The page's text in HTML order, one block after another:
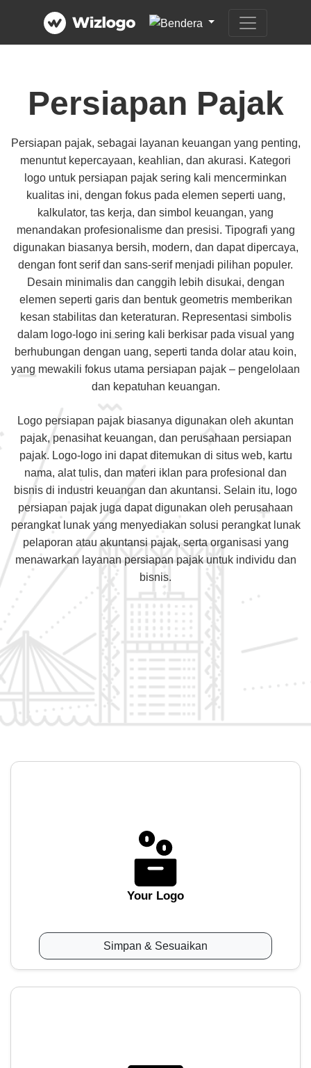
Persiapan Pajak
Persiapan pajak, sebagai layanan keuangan yang penting,
menuntut kepercayaan, keahlian, dan akurasi. Kategori
logo untuk persiapan pajak sering kali mencerminkan
kualitas ini, dengan fokus pada elemen seperti uang,
kalkulator, tas kerja, dan simbol keuangan, yang
menandakan profesionalisme dan presisi. Tipografi yang
digunakan biasanya bersih, modern, dan dapat dipercaya,
dengan font serif dan sans-serif menjadi pilihan populer.
Desain minimalis dan canggih lebih disukai, dengan
elemen seperti garis dan bentuk geometris memberikan
kesan stabilitas dan keteraturan. Representasi simbolis
dalam logo-logo ini sering kali berkisar pada visual yang
berhubungan dengan uang, seperti tanda dolar atau koin,
yang mewakili fokus utama persiapan pajak – pengelolaan
dan kepatuhan keuangan.
Logo persiapan pajak biasanya digunakan oleh akuntan
pajak, penasihat keuangan, dan perusahaan persiapan
pajak. Logo-logo ini dapat ditemukan di situs web, kartu
nama, alat tulis, dan materi iklan para profesional dan
bisnis di industri keuangan dan akuntansi. Selain itu, logo
persiapan pajak juga dapat digunakan oleh perusahaan
perangkat lunak yang menyediakan solusi perangkat lunak
pelaporan atau akuntansi pajak, serta organisasi yang
menawarkan layanan persiapan pajak untuk individu dan
bisnis.
Your Logo
Simpan & Sesuaikan